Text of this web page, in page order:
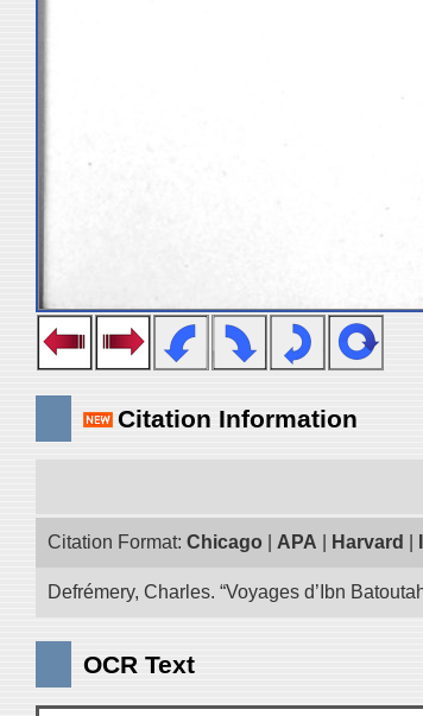
Citation Information
Citation Format: Chicago APA Harvard
Defrémery, Charles. “Voyages d’Ibn
OCR Text